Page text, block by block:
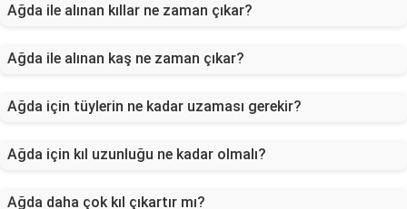
Ağda ile alınan kıllar ne zaman çıkar?
Ağda ile alınan kaş ne zaman çıkar?
Ağda için tüylerin ne kadar uzaması gerekir?
Ağda için kıl uzunluğu ne kadar olmalı?
Ağda daha çok kıl çıkartır mı?